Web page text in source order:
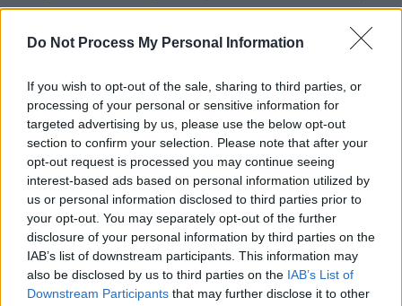
Do Not Process My Personal Information
If you wish to opt-out of the sale, sharing to third parties, or
processing of your personal or sensitive information for
targeted advertising by us, please use the below opt-out
section to confirm your selection. Please note that after your
opt-out request is processed you may continue seeing
interest-based ads based on personal information utilized by
us or personal information disclosed to third parties prior to
your opt-out. You may separately opt-out of the further
disclosure of your personal information by third parties on the
IAB’s list of downstream participants. This information may
also be disclosed by us to third parties on the IAB’s List of
Downstream Participants that may further disclose it to other
Ακίνητα (ΚΟΝΤΑΡΙΝΗΣ ΓΙΩΡΓΟΣ EUROKNISSI)